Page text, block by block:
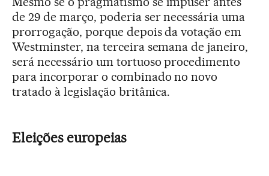
de 29 de março, poderia ser necessária uma
prorrogação, porque depois da votação em
Westminster, na terceira semana de janeiro,
será necessário um tortuoso procedimento
para incorporar o combinado no novo
tratado à legislação britânica.
Eleições europeias